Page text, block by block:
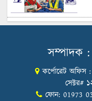
সম্পাদক
কর্পোরেট অফিস
সেক্টর#
ফোন: 01973